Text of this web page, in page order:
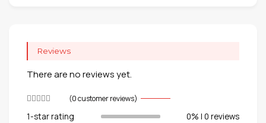
Reviews
There are no reviews yet.
(0customer reviews)
1-star rating
0% | 0 reviews